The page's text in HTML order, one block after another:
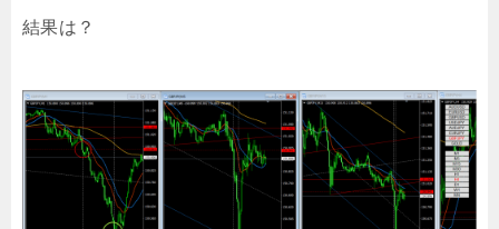
結果は？